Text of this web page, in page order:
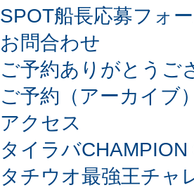
SPOT船長応募フォ
お問合わせ
ご予約ありがとうご
ご予約（アーカイブ）
アクセス
タイラバCHAMPION
タチウオ最強王チャ